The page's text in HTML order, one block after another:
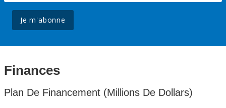
Je m'abonne
Finances
Plan De Financement (Millions De Dollars)